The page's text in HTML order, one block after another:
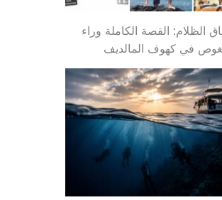
الظلام: القصة الكاملة وراء
في كهوف المالديف